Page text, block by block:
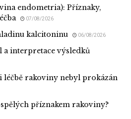
endometria): Příznaky,
07/08/2026
kalcitoninu 06/08/2026
a interpretace výsledků
rakoviny nebyl prokázán
příznakem rakoviny?